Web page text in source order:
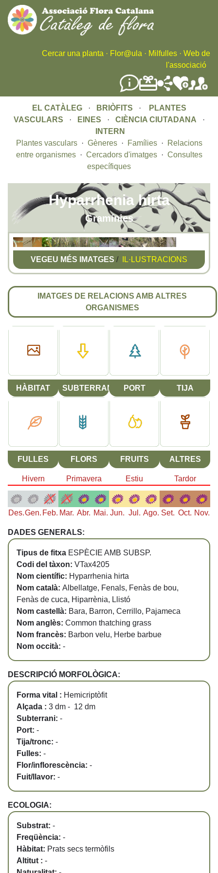
Skip
to
main
content
Cercar una planta · Flor@ula · Milfulles · Web de
l'associació
EL CATÀLEG· BRIÒFITS ·
PLANTES
VASCULARS · EINES · CIÈNCIA CIUTADANA ·
INTERN
Plantes vasculars· Gèneres· Famílies·
Relacions
entre organismes· Cercadors d'imatges· Consultes
específiques
Hyparrhenia hirta
Gramínies
VEGEU MÉS IMATGES / IL·LUSTRACIONS
IMATGES DE RELACIONS AMB ALTRES
ORGANISMES
HÀBITAT SUBTERRANI PORT TIJA
FULLES FLORS FRUITS ALTRES
Hivern Primavera Estiu Tardor
Des.Gen. Feb. Mar. Abr. Mai. Jun. Jul. Ago. Set. Oct. Nov.
DADES GENERALS:
Tipus de fitxa ESPÈCIE AMB SUBSP.
Codi del tàxon: VTax4205
Nom científic: Hyparrhenia hirta
Nom català: Albellatge, Fenals, Fenàs de bou,
Fenàs de cuca, Hiparrènia, Llistó
Nom castellà: Bara, Barron, Cerrillo, Pajameca
Nom anglès: Common thatching grass
Nom francès: Barbon velu, Herbe barbue
Nom occità: -
DESCRIPCIÓ MORFOLÒGICA:
Forma vital : Hemicriptòfit
Alçada : 3 dm - 12 dm
Subterrani: -
Port: -
Tija/tronc: -
Fulles: -
Flor/inflorescència: -
Fuit/llavor: -
ECOLOGIA:
Substrat: -
Freqüència: -
Hàbitat: Prats secs termòfils
Altitut : -